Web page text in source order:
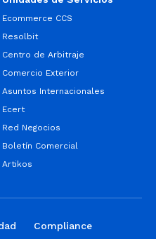
Ecommerce CCS
Resolbit
Centro de Arbitraje
Comercio Exterior
Asuntos Internacionales
Ecert
Red Negocios
Boletín Comercial
Artikos
Compliance